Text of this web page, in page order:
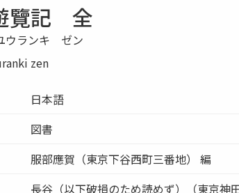
覽記 全
ウランキ ゼン
zen
日本語
図書
服部應賀（東京下谷西町三番地） 編
長谷（以下破損のため読めず）（東京神